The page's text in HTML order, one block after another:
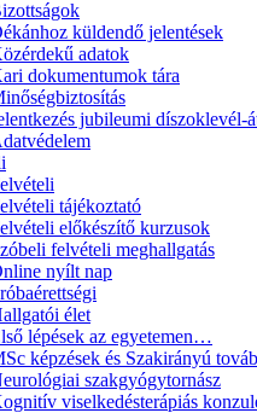
küldendő jelentések
adatok
dokumentumok tára
jubileumi díszoklevél-
tájékoztató
előkészítő kurzusok
felvételi meghallgatás
nyílt nap
élet
lépések az egyetemen…
képzések és Szakirányú
szakgyógytornász
viselkedésterápiás